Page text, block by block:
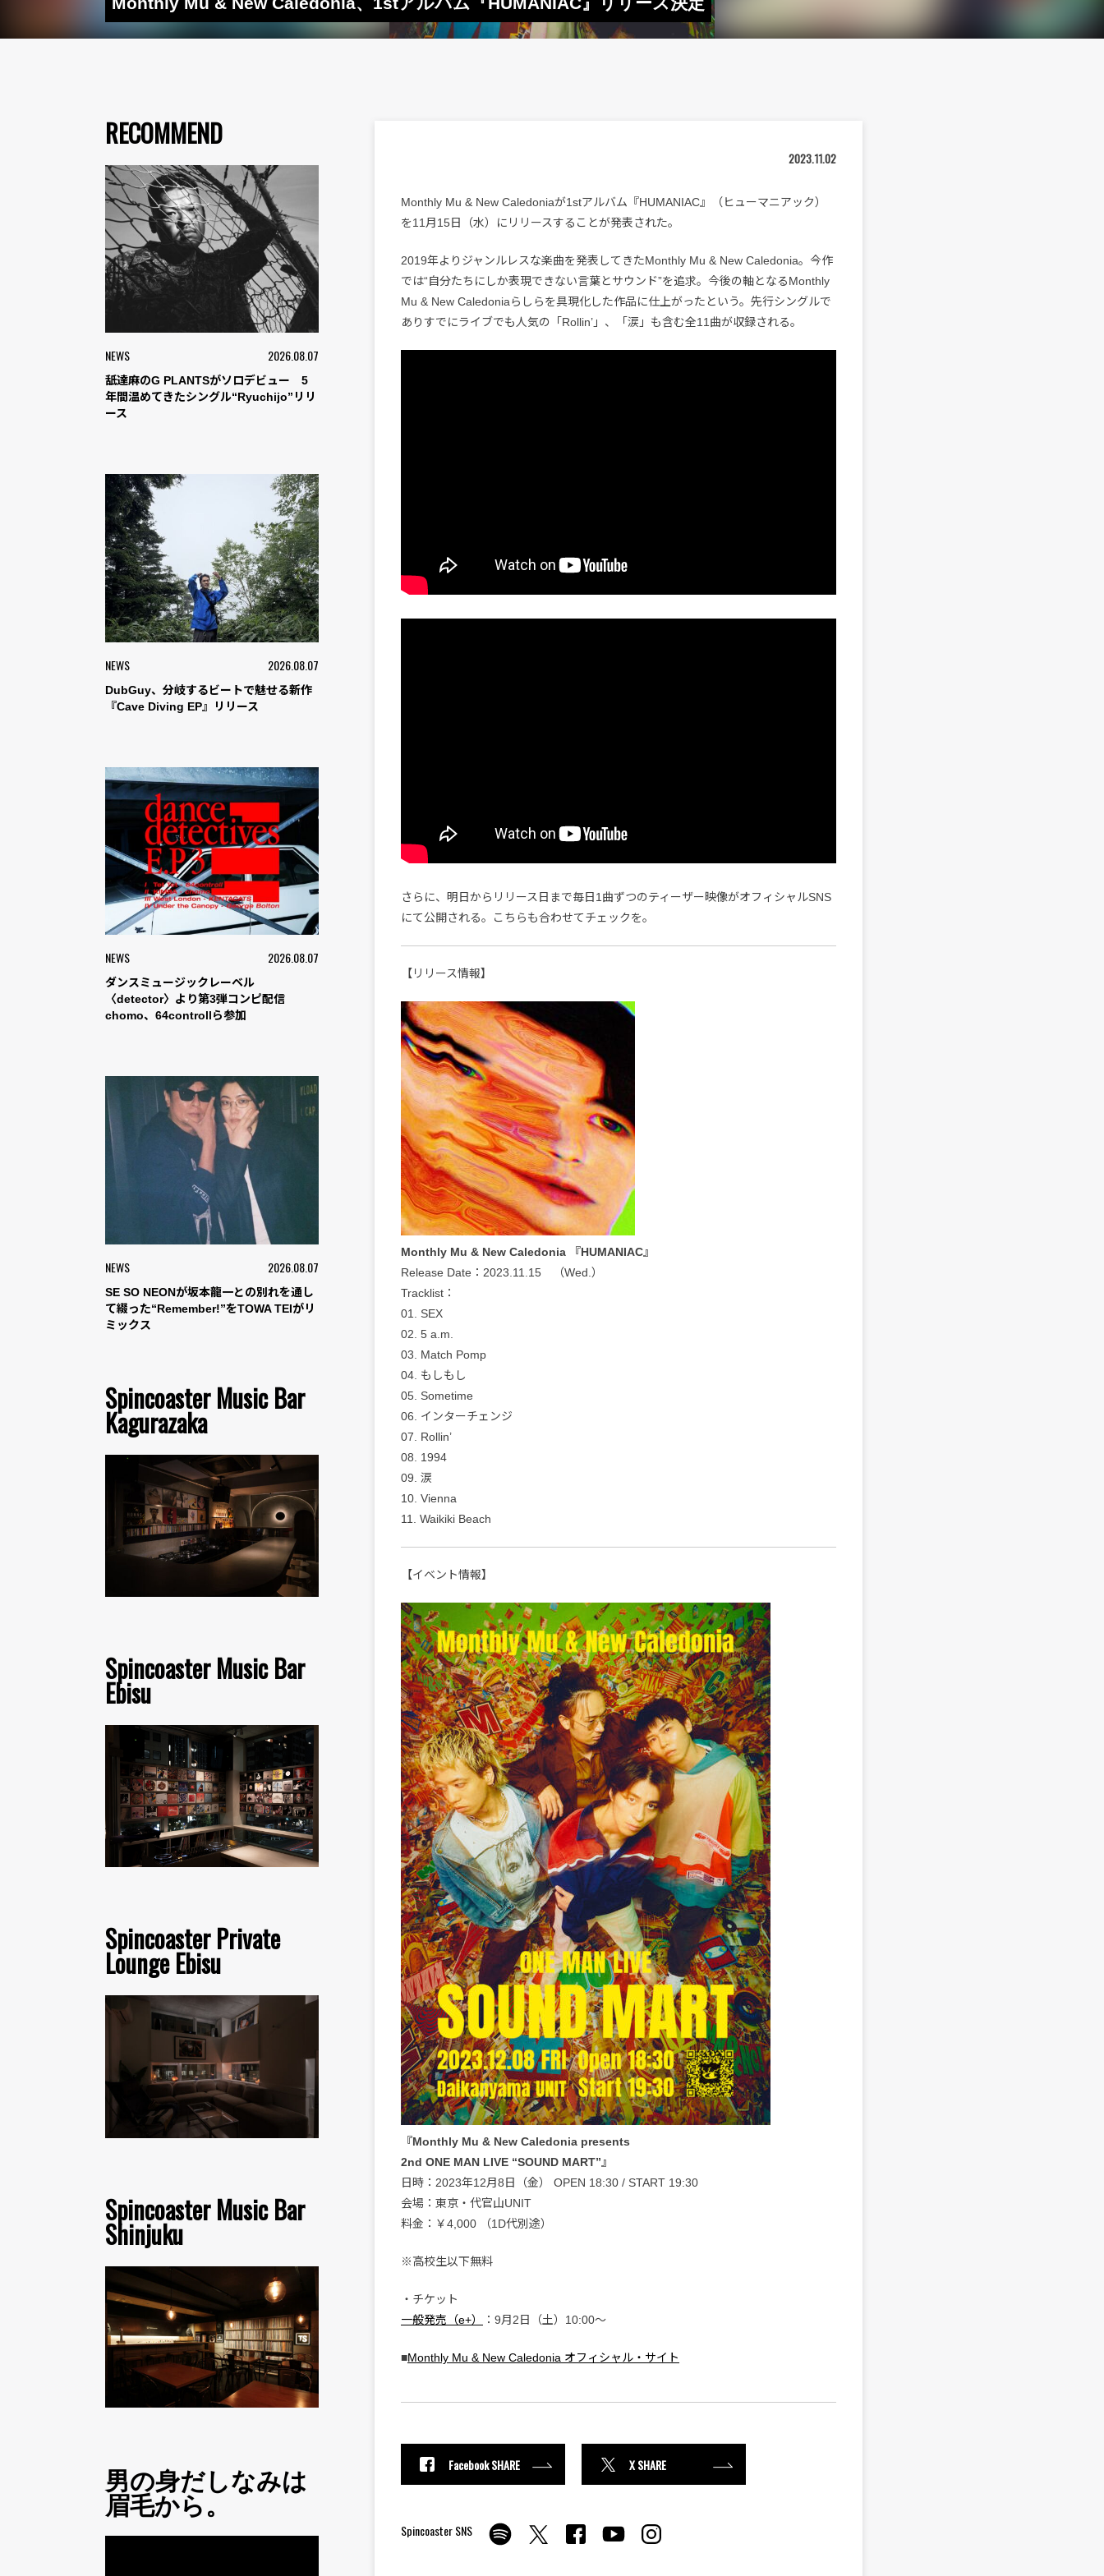
RECOMMEND
NEWS 2026.08.07
舐達麻のG PLANTSがソロデビュー 5
年間温めてきたシングル“Ryuchijo”リリ
ース
NEWS 2026.08.07
DubGuy、分岐するビートで魅せる新作
『Cave Diving EP』リリース
NEWS 2026.08.07
ダンスミュージックレーベル
〈detector〉より第3弾コンピ配信
chomo、64controllら参加
NEWS 2026.08.07
SE SO NEONが坂本龍一との別れを通し
て綴った“Remember!”をTOWA TEIがリ
ミックス
Spincoaster Music Bar
Kagurazaka
Spincoaster Music Bar
Ebisu
Spincoaster Private
Lounge Ebisu
Spincoaster Music Bar
Shinjuku
男の身だしなみは
眉毛から。
2023.11.02
Monthly Mu & New Caledoniaが1stアルバム『HUMANIAC』（ヒューマニアック）
を11月15日（水）にリリースすることが発表された。
2019年よりジャンルレスな楽曲を発表してきたMonthly Mu & New Caledonia。今作
では“自分たちにしか表現できない言葉とサウンド”を追求。今後の軸となるMonthly
Mu & New Caledoniaらしらを具現化した作品に仕上がったという。先行シングルで
ありすでにライブでも人気の「Rollin’」、「涙」も含む全11曲が収録される。
さらに、明日からリリース日まで毎日1曲ずつのティーザー映像がオフィシャルSNS
にて公開される。こちらも合わせてチェックを。
【リリース情報】
Monthly Mu & New Caledonia 『HUMANIAC』
Release Date：2023.11.15 （Wed.）
Tracklist：
01. SEX
02. 5 a.m.
03. Match Pomp
04. もしもし
05. Sometime
06. インターチェンジ
07. Rollin’
08. 1994
09. 涙
10. Vienna
11. Waikiki Beach
【イベント情報】
『Monthly Mu & New Caledonia presents
2nd ONE MAN LIVE “SOUND MART”』
日時：2023年12月8日（金） OPEN 18:30 / START 19:30
会場：東京・代官山UNIT
料金：￥4,000 （1D代別途）
※高校生以下無料
・チケット
一般発売（e+）
：9月2日（土）10:00～
■Monthly Mu & New Caledonia オフィシャル・サイト
Facebook SHARE X SHARE
Spincoaster SNS